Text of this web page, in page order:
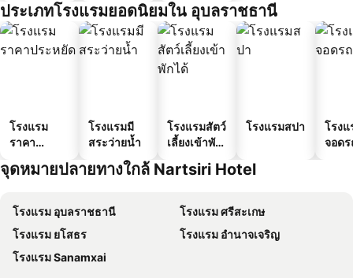
ประเภทโรงแรมยอดนิยมใน อุบลราชธานี
โรงแรม
ราคา
โรงแรมมี
สระว่ายน้ำ
โรงแรมสัตว์
เลี้ยงเข้าพัก
โรงแรมสปา
โรง
จอดร
จุดหมายปลายทางใกล้ Nartsiri Hotel
โรงแรม อุบลราชธานี
โรงแรม ศรีสะเกษ
โรงแรม ยโสธร
โรงแรม อำนาจเจริญ
โรงแรม Sanamxai